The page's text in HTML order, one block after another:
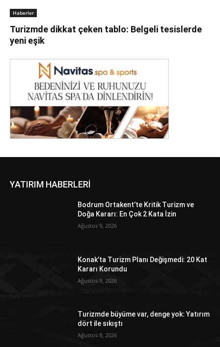
Haberler
Turizmde dikkat çeken tablo: Belgeli tesislerde
yeni eşik
YATIRIM HABERLERİ
Bodrum Ortakent’te Kritik Turizm ve
Doğa Kararı: En Çok 2 Kata İzin
Ağustos 9, 2026
Konak’ta Turizm Planı Değişmedi: 20 Kat
Kararı Korundu
Ağustos 9, 2026
Turizmde büyüme var, denge yok: Yatırım
dört ile sıkıştı
Ağustos 8, 2026